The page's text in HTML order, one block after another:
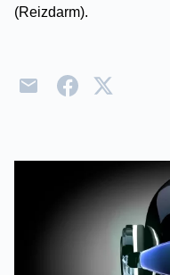
(Reizdarm).